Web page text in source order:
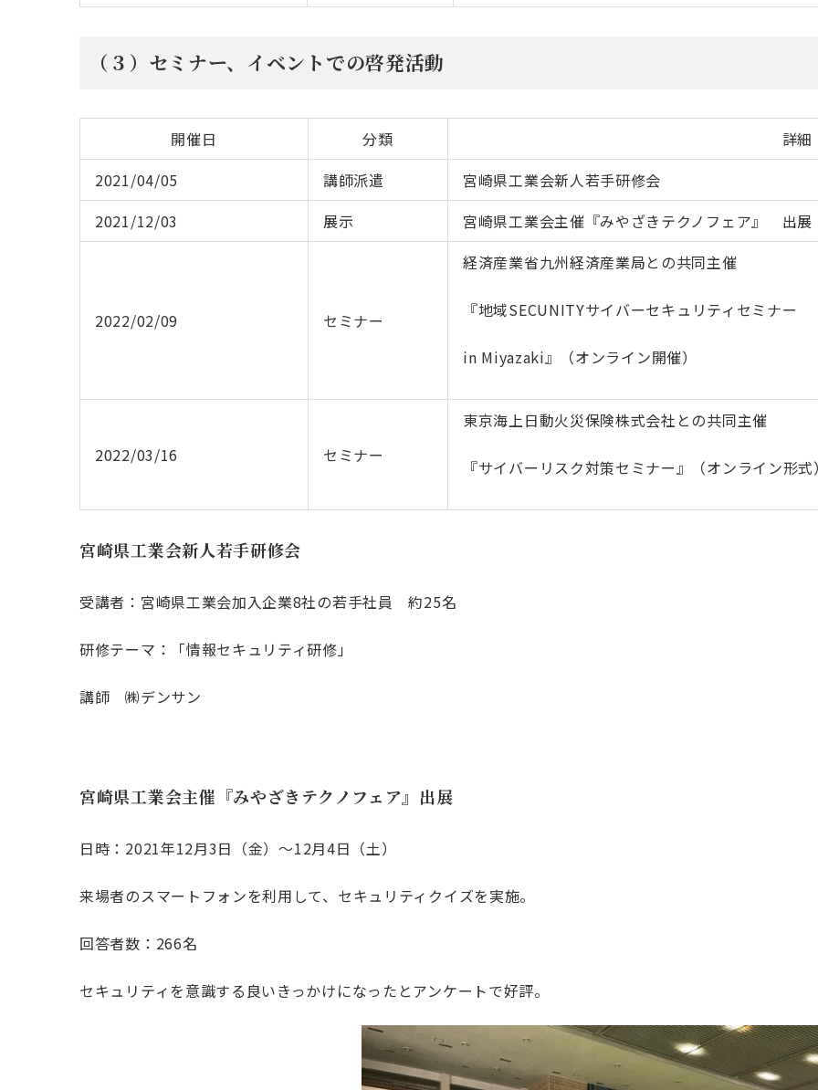
（３）セミナー、イベントでの啓発活動
開催日 分類
詳細
2021/04/05
講師派遣
宮崎県工業会新人若手研修会
2021/12/03
展示 宮崎県工業会主催『みやざきテクノフェア』 出展
2022/02/09 セミナー
経済産業省九州経済産業局との共同主催
『地域SECUNITYサイバーセキュリティセミナー
in Miyazaki』（オンライン開催）
2022/03/16 セミナー
東京海上日動火災保険株式会社との共同主催
『サイバーリスク対策セミナー』（オンライン形式
宮崎県工業会新人若手研修会
受講者：宮崎県工業会加入企業8社の若手社員 約25名
研修テーマ：「情報セキュリティ研修」
講師 ㈱デンサン
宮崎県工業会主催『みやざきテクノフェア』出展
日時：2021年12月3日（金）～12月4日（土）
来場者のスマートフォンを利用して、セキュリティクイズを実施。
回答者数：266名
セキュリティを意識する良いきっかけになったとアンケートで好評。